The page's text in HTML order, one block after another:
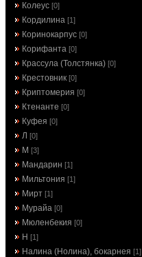
Колеус [0]
Кордилина [1]
Коринокарпус [0]
Корифанта [0]
Крассула (Толстянка) [0]
Крестовник [0]
Криптомерия [0]
Ктенанте [0]
Куфея [0]
Л [0]
М [3]
Мандарин [1]
Мильтония [1]
Мирт [1]
Мурайа [0]
Мюленбекия [0]
Н [1]
Налина (Нолина), бокарнея [1]